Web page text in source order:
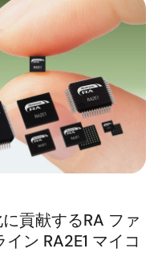
貢献するRA ファ
ン RA2E1 マイコ